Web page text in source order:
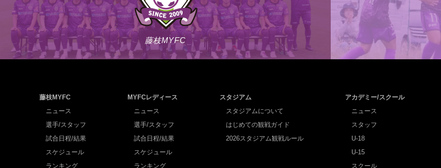
藤枝MYFC
藤枝MYFC
ニュース
選手/スタッフ
試合日程/結果
スケジュール
ランキング
MYFCレディース
ニュース
選手/スタッフ
試合日程/結果
スケジュール
ランキング
スタジアム
スタジアムについて
はじめての観戦ガイド
2026スタジアム観戦ルール
アカデミー/スクール
ニュース
スタッフ
U-18
U-15
スクール